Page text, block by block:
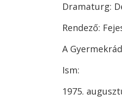
Dramaturg:
Rendező:
A
Ism:
1975.